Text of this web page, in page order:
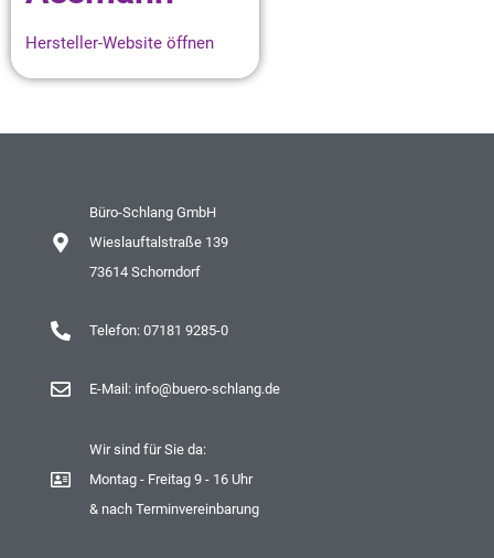
Hersteller-Website öffnen
Büro-Schlang GmbH
Wieslauftalstraße 139
73614 Schorndorf
Telefon: 07181 9285-0
E-Mail: info@buero-schlang.de
Wir sind für Sie da:
Montag - Freitag 9 - 16 Uhr
& nach Terminvereinbarung